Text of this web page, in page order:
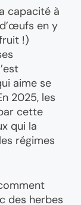
capacité à
en y
!)
aime se
2025, les
cette
qui la
régimes
des herbes